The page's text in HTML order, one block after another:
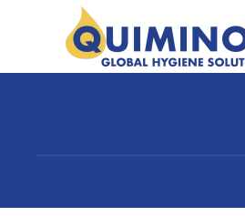
Ir al contenido principal